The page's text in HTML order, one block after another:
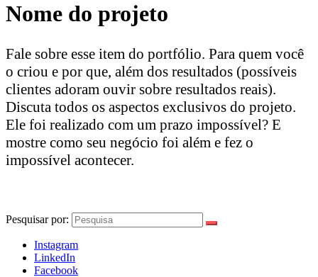
Nome do projeto
Fale sobre esse item do portfólio. Para quem você
o criou e por que, além dos resultados (possíveis
clientes adoram ouvir sobre resultados reais).
Discuta todos os aspectos exclusivos do projeto.
Ele foi realizado com um prazo impossível? E
mostre como seu negócio foi além e fez o
impossível acontecer.
Pesquisar por:
Instagram
LinkedIn
Facebook